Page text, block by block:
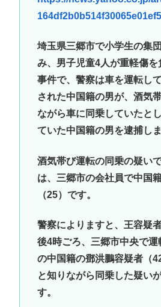
埼玉県三郷市で小学生の集
み、男子児童4人が重軽傷
事件で、警察は車を運転し
された中国籍の男が、酒気
ながら車に同乗していたと
ていた中国籍の男を逮捕しま
酒気帯び運転の同乗の疑い
は、三郷市の会社員で中国
（25）です。
警察によりますと、王容疑
後4時ごろ、三郷市中央で運
の中国籍の鄧洪鵬容疑者（
と知りながら同乗した疑い
す。